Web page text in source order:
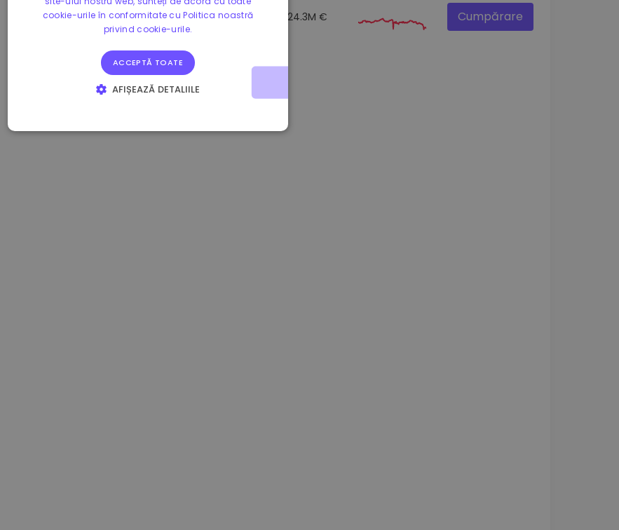
1.160000 € -3.00% 3.2B € 24.3M € Cumpărare
cookie-urile în conformitate cu Politica noastră
privind cookie-urile.
ACCEPTĂ TOATE
AFIȘEAZĂ DETALIILE